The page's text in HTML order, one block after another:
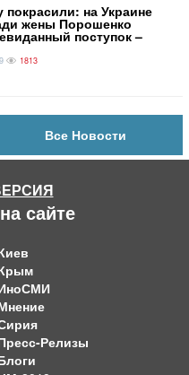
на Украине
жены Порошенко
поступок –
1813
Все Новости
сайте
Релизы